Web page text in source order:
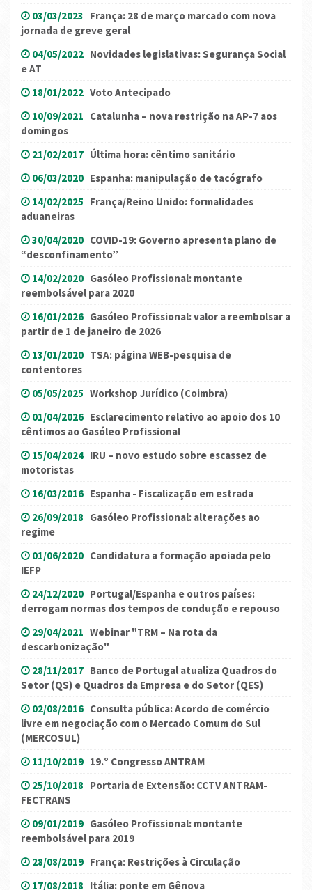
03/03/2023 França: 28 de março marcado com nova
jornada de greve geral
04/05/2022 Novidades legislativas: Segurança Social
e AT
18/01/2022 Voto Antecipado
10/09/2021 Catalunha – nova restrição na AP-7 aos
domingos
21/02/2017 Última hora: cêntimo sanitário
06/03/2020 Espanha: manipulação de tacógrafo
14/02/2025 França/Reino Unido: formalidades
aduaneiras
30/04/2020 COVID-19: Governo apresenta plano de
“desconfinamento”
14/02/2020 Gasóleo Profissional: montante
reembolsável para 2020
16/01/2026 Gasóleo Profissional: valor a reembolsar a
partir de 1 de janeiro de 2026
13/01/2020 TSA: página WEB-pesquisa de
contentores
05/05/2025 Workshop Jurídico (Coimbra)
01/04/2026 Esclarecimento relativo ao apoio dos 10
cêntimos ao Gasóleo Profissional
15/04/2024 IRU – novo estudo sobre escassez de
motoristas
16/03/2016 Espanha - Fiscalização em estrada
26/09/2018 Gasóleo Profissional: alterações ao
regime
01/06/2020 Candidatura a formação apoiada pelo
IEFP
24/12/2020 Portugal/Espanha e outros países:
derrogam normas dos tempos de condução e repouso
29/04/2021 Webinar "TRM – Na rota da
descarbonização"
28/11/2017 Banco de Portugal atualiza Quadros do
Setor (QS) e Quadros da Empresa e do Setor (QES)
02/08/2016 Consulta pública: Acordo de comércio
livre em negociação com o Mercado Comum do Sul
(MERCOSUL)
11/10/2019 19.º Congresso ANTRAM
25/10/2018 Portaria de Extensão: CCTV ANTRAM-
FECTRANS
09/01/2019 Gasóleo Profissional: montante
reembolsável para 2019
28/08/2019 França: Restrições à Circulação
17/08/2018 Itália: ponte em Gênova